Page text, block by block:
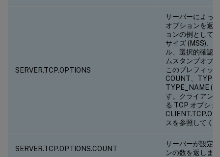
SERVER.TCP.OPTIONS
サーバーによっ
オプションを返
ョンの例として
サイズ (MSS)、
ル、選択的確認
ムスタンプオプ
このプレフィッ
COUNT、TYPE
TYPE_NAME ()
す。クライアン
る TCP オプシ
スを参照してく
SERVER.TCP.OPTIONS.COUNT
サーバーが設定
ンの数を返しま